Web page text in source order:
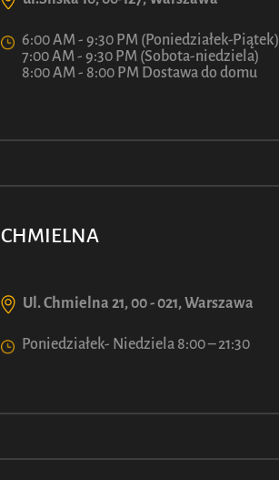
O NAS
6:00 AM - 9:30 PM (Poniedziałek-Piątek)
7:00 AM - 9:30 PM (Sobota-niedziela)
8:00 AM - 8:00 PM Dostawa do domu
CHMIELNA
Ul. Chmielna 21, 00 - 021, Warszawa
Poniedziałek- Niedziela 8:00 – 21:30